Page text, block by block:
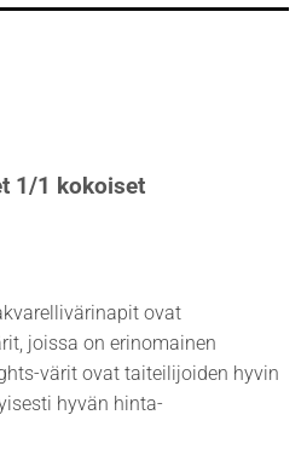
1/1 kokoiset
ovat
joissa on erinomainen
värit ovat taiteilijoiden hyvin
hyvän hinta-